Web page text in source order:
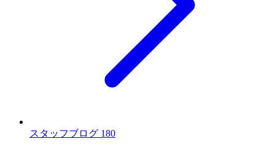
スタッフブログ 180